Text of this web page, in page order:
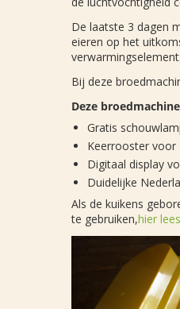
De laatste 3 dagen
eieren op het
Bij deze
Deze
Gratis
Keerrooster voor
Digitaal display
Duidelijke
Als de kuikens
te gebruiken,hier